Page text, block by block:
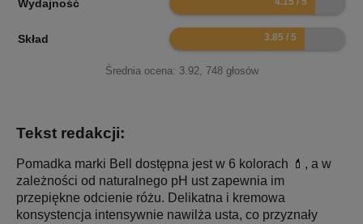
Wydajność
Skład 7.7
Średnia ocena: 3.92, 748głosów
Tekst redakcji:
Pomadka marki Bell dostępna jest w 6 kolorach 💄, a w
zależności od naturalnego pH ust zapewnia im
przepiękne odcienie różu. Delikatna i kremowa
konsystencja intensywnie nawilża usta, co przyznały